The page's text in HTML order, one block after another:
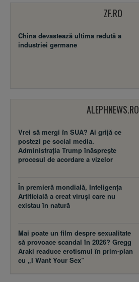
ZF.RO
China devastează ultima redută a
industriei germane
ALEPHNEWS.RO
Vrei să mergi în SUA? Ai grijă ce
postezi pe social media.
Administrația Trump înăsprește
procesul de acordare a vizelor
În premieră mondială, Inteligența
Artificială a creat viruși care nu
existau în natură
Mai poate un film despre sexualitate
să provoace scandal în 2026? Gregg
Araki readuce erotismul în prim-plan
cu „I Want Your Sex”